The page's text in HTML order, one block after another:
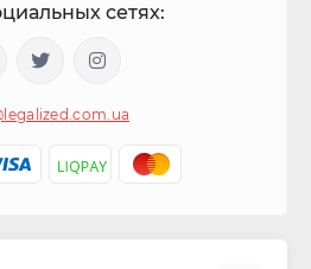
сетях: